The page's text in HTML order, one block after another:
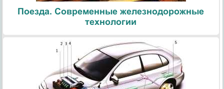
Поезда. Современные железнодорожные
технологии